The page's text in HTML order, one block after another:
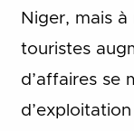
Niger, mais
touristes
d’affaires se